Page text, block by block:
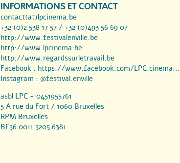
INFORMATIONS ET CONTACT
contact(at)lpcinema.be
+32 (0)2 538 17 57 / +32 (0)493 56 69 07
http://www.festivalenville.be
http://www.lpcinema.be
http://www.regardssurletravail.be
Facebook : https://www.facebook.com/LPC.cinema...
Instagram : @festival.enville
asbl LPC - 0451955761
5 A rue du Fort / 1060 Bruxelles
RPM Bruxelles
BE36 0011 3205 6381